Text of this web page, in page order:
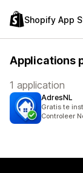
Shopify App
Applications
1 application
AdresNL
Gratis te
Controleer